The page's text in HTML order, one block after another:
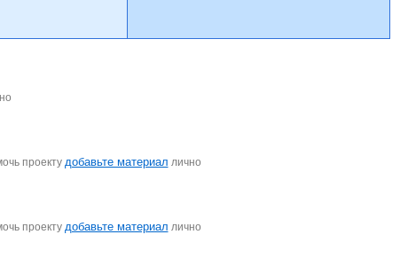
проекту добавьте материал лично
проекту добавьте материал лично